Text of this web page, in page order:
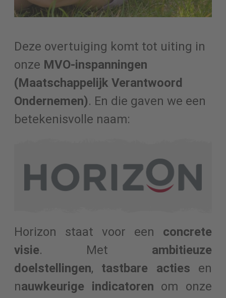
Deze overtuiging komt tot uiting in
onze MVO-inspanningen
(Maatschappelijk Verantwoord
Ondernemen). En die gaven we een
betekenisvolle naam:
Horizon staat voor een concrete
visie. Met ambitieuze
doelstellingen, tastbare acties en
nauwkeurige indicatoren om onze